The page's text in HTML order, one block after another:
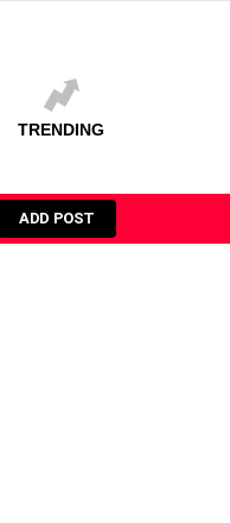
TRENDING
ADD POST